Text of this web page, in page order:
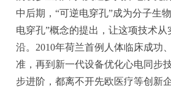
中后期，“可逆电穿孔”成为分子生
电穿孔”概念的提出，让这项技术
沿。2010年荷兰首例人体临床成功
准，再到新一代设备优化心电同步
步进阶，都离不开先欧医疗等创新